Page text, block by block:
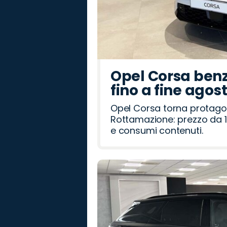
Opel Corsa
fino a fine
Opel Corsa torna
Rottamazione: prezzo da
e consumi contenuti.